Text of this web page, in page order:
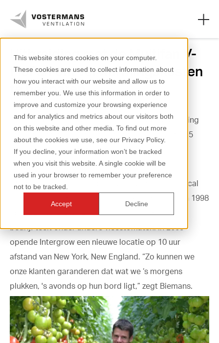
This website stores cookies on your computer.
These cookies are used to collect information about
how you interact with our website and allow us to
remember you. We use this information in order to
improve and customize your browsing experience
and for analytics and metrics about our visitors both
on this website and other media. To find out more
about the cookies we use, see our Privacy Policy.
If you decline, your information won’t be tracked
when you visit this website. A single cookie will be
used in your browser to remember your preference
not to be tracked.
Accept Decline
Ventilatoren
Agrarische oplossingen
Industriële oplossingen
Kennis
Over ons
+31 (0)77 389 32 32
ventilation@vostermans.com
Product selector
Vostermans Companies
Contact
Uitbreiding met de Multifan V-
FloFan om verwarmingskosten
te besparen
Intergrow Greenhouses heeft een nieuwe uitbreiding
op de planning staan van een oppervlakte van 18,5
hectare aan kassen in Gaines, New York, VS.
“We breiden uit voor de productie van local-to-local
tomaten”, legt mede-eigenaar Dirk Biemans uit. In 1998
opende Intergrow hun eerste kas in Fillmore. Het
bedrijf teelt onder andere vleestomaten. In 2003
opende Intergrow een nieuwe locatie op 10 uur
afstand van New York, New England. “Zo kunnen we
onze klanten garanderen dat wat we ‘s morgens
plukken, 's avonds op hun bord ligt,” zegt Biemans.